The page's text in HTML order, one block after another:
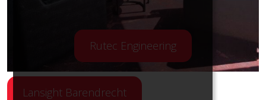
Rutec Engineering
Lansight Barendrecht